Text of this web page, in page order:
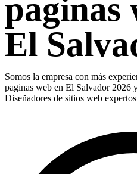
paginas
El
Somos la empresa con más
paginas web en El Salvador 2026
Diseñadores de sitios web